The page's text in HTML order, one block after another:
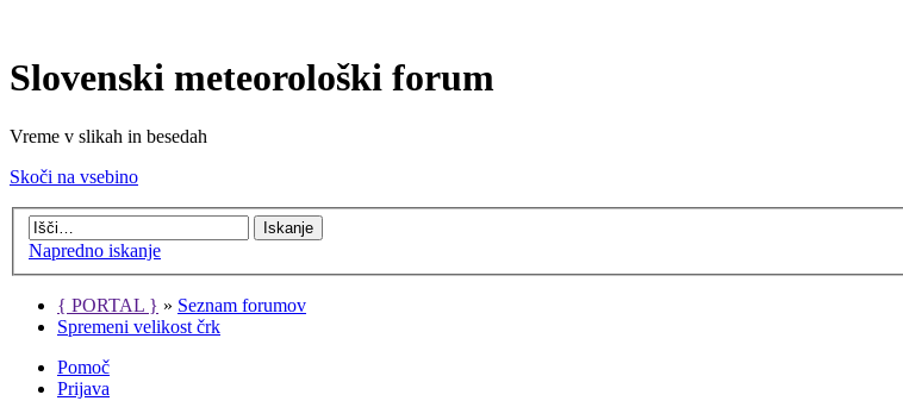
Slovenski meteorološki forum
Vreme v slikah in besedah
Skoči na vsebino
Napredno iskanje
{ PORTAL } » Seznam forumov
Spremeni velikost črk
Pomoč
Prijava